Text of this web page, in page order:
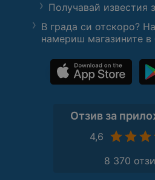
Получавай известия
В града си отскоро?
намериш магазините в
Отзив за
4,6
8 370